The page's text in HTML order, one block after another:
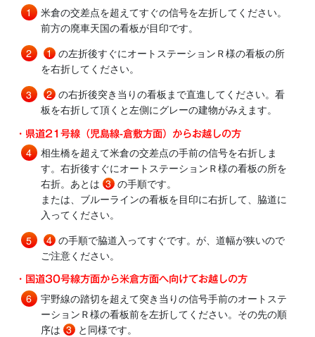
米倉の交差点を超えてすぐの信号を左折してください。
前方の廃車天国の看板が目印です。
1 の左折後すぐにオートステーションＲ様の看板の所
を右折してください。
2 の右折後突き当りの看板まで直進してください。看
板を右折して頂くと左側にグレーの建物がみえます。
・県道21号線（児島線-倉敷方面）からお越しの方
相生橋を超えて米倉の交差点の手前の信号を右折しま
す。右折後すぐにオートステーションＲ様の看板の所を
右折。あとは 3 の手順です。
または、ブルーラインの看板を目印に右折して、脇道に
入ってください。
4 の手順で脇道入ってすぐです。が、道幅が狭いので
ご注意ください。
・国道30号線方面から米倉方面へ向けてお越しの方
宇野線の踏切を超えて突き当りの信号手前のオートステ
ーションＲ様の看板前を左折してください。その先の順
序は 3 と同様です。